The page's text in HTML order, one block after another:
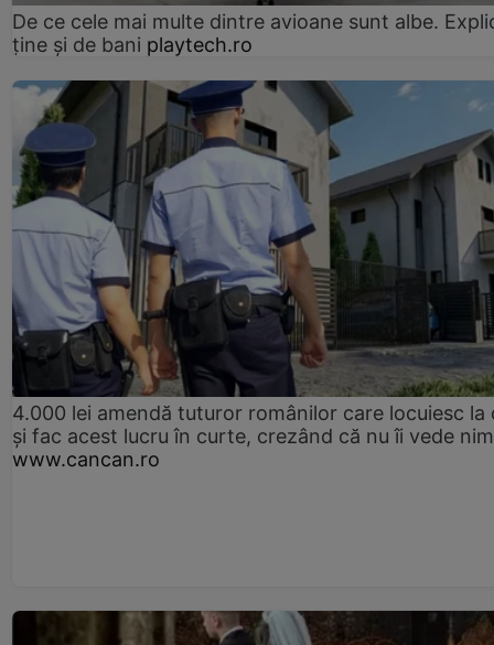
De ce cele mai multe dintre avioane sunt albe.
ține și de bani playtech.ro
4.000 lei amendă tuturor românilor care locuiesc la
și fac acest lucru în curte, crezând că nu îi vede
www.cancan.ro